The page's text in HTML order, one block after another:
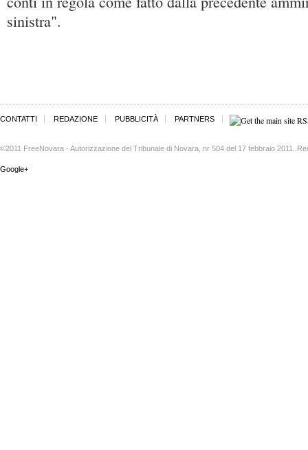
sinistra".
CONTATTI REDAZIONE PUBBLICITÀ PARTNERS
©2011 FreeNovara - Autorizzazione del Tribunale di Novara, nr 504 del 17 febbraio 2011.
Google+